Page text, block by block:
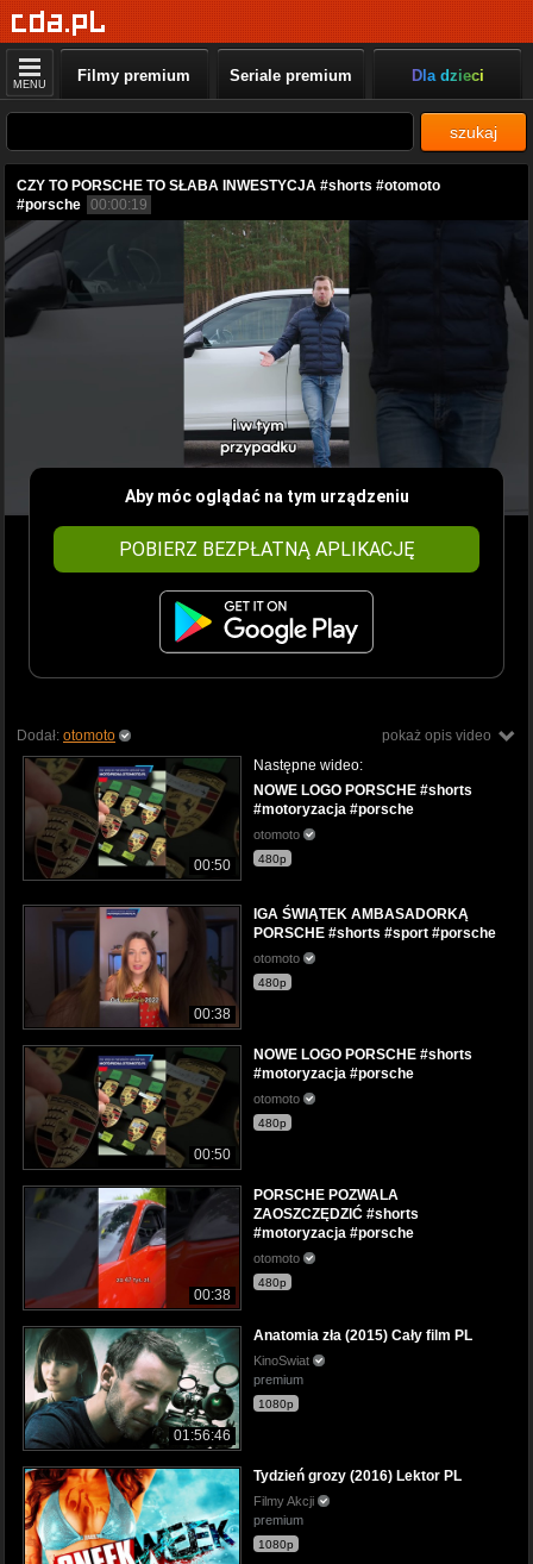
MENU Filmy premium Seriale premium Dla dzieci
szukaj
CZY TO PORSCHE TO SŁABA INWESTYCJA #shorts #otomoto
#porsche 00:00:19
Aby móc oglądać na tym urządzeniu
POBIERZ BEZPŁATNĄ APLIKACJĘ
pokaż opis video
Dodał: otomoto
00:50
Następne wideo:
NOWE LOGO PORSCHE #shorts
#motoryzacja #porsche
otomoto
480p
00:38
IGA ŚWIĄTEK AMBASADORKĄ
PORSCHE #shorts #sport #porsche
otomoto
480p
00:50
NOWE LOGO PORSCHE #shorts
#motoryzacja #porsche
otomoto
480p
00:38
PORSCHE POZWALA
ZAOSZCZĘDZIĆ #shorts
#motoryzacja #porsche
otomoto
480p
01:56:46
Anatomia zła (2015) Cały film PL
KinoSwiat
premium
1080p
Tydzień grozy (2016) Lektor PL
Filmy Akcji
premium
1080p